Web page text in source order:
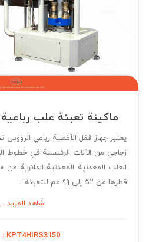
ماكينة تعبئة علب
زجاجي من الآلات الرئيسية في خطوط
قطرها من ۵۲ إلى ۹۹ مم للتعبئة...
شاهد المزيد ...
: KPT4HIRS3150